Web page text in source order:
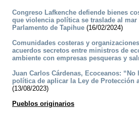
Congreso Lafkenche defiende bienes
que violencia política se traslade al
Parlamento de Tapihue (16/02/2024)
Comunidades costeras y
acuerdos secretos entre ministros de
ambiente con empresas pesqueras y
Juan Carlos Cárdenas, Ecoceanos:
política de aplicar la Ley de Protección
(13/08/2023)
Pueblos originarios